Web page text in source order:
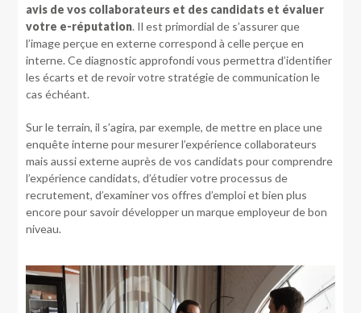
avis de vos collaborateurs et des candidats et évaluer
votre e-réputation. Il est primordial de s’assurer que
l’image perçue en externe correspond à celle perçue en
interne. Ce diagnostic approfondi vous permettra d’identifier
les écarts et de revoir votre stratégie de communication le
cas échéant.
Sur le terrain, il s’agira, par exemple, de mettre en place une
enquête interne pour mesurer l’expérience collaborateurs
mais aussi externe auprès de vos candidats pour comprendre
l’expérience candidats, d’étudier votre processus de
recrutement, d’examiner vos offres d’emploi et bien plus
encore pour savoir développer un marque employeur de bon
niveau.